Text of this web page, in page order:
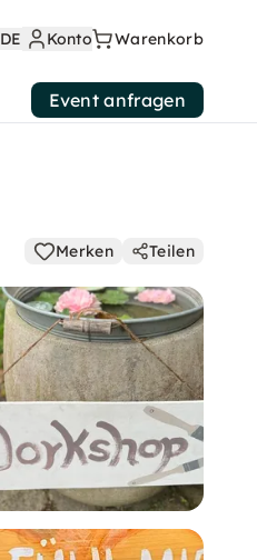
DE Konto Warenkorb
Event anfragen
Merken Teilen